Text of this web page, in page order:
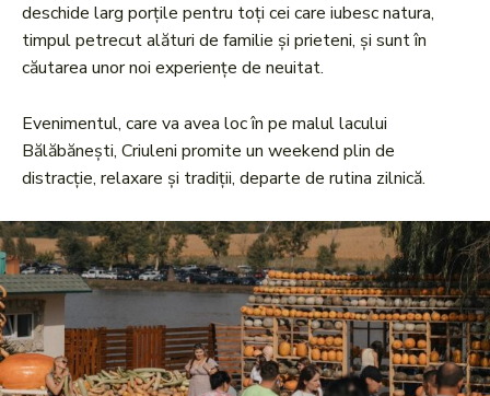
deschide larg porțile pentru toți cei care iubesc natura,
timpul petrecut alături de familie și prieteni, și sunt în
căutarea unor noi experiențe de neuitat.
Evenimentul, care va avea loc în pe malul lacului
Bălăbănești, Criuleni promite un weekend plin de
distracție, relaxare și tradiții, departe de rutina zilnică.